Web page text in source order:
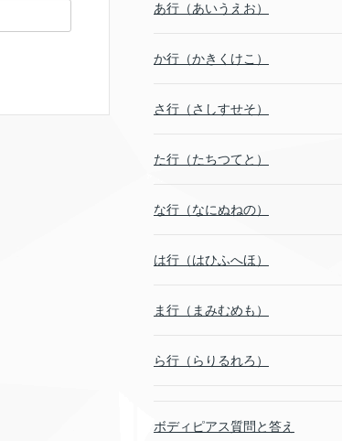
あ行（あいうえお）
か行（かきくけこ）
さ行（さしすせそ）
た行（たちつてと）
な行（なにぬねの）
は行（はひふへほ）
ま行（まみむめも）
ら行（らりるれろ）
ボディピアス質問と答え